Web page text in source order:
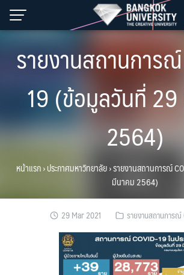
Skip
รายงานสถานการ
19 (ข้อมูลวันที่
2564)
หน้าแรก›ประกาศมหาวิทยาลัย›รายงานสถานการณ์
มีนาคม 2564)
29 Mar 2021 รายงานสถานการณ์